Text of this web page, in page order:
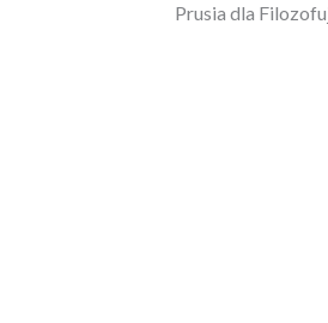
Prusia dla